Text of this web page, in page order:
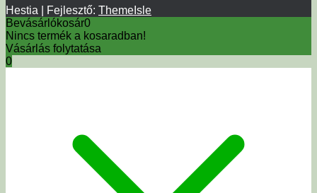
Hestia | Fejlesztő: ThemeIsle
Bevásárlókosár0
Nincs termék a kosaradban!
Vásárlás folytatása
0